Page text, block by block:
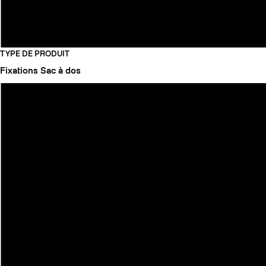
TYPE DE PRODUIT
Fixations Sac à dos